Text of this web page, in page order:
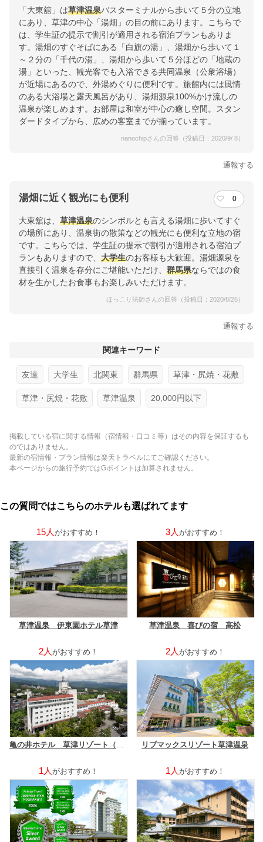
「大東舘」は草津温泉バスターミナルから歩いて５分の立地
にあり、草津の中心「湯畑」の目の前にあります。こちらで
は、学生証の提示で割引が適用される宿泊プランもありま
す。湯畑のすぐそばにある「白旗の湯」、湯畑から歩いて１
～２分の「千代の湯」、湯畑から歩いて５分ほどの「地蔵の
湯」といった、観光客でも入浴できる共同温泉（公衆浴場）
が近場にあるので、外湯めぐりに便利です。旅館内には風情
のある大浴場と露天風呂があり、湯畑源泉100%かけ流しの
温泉が楽しめます。お部屋は和室が中心の癒し空間。スタン
ダードタイプから、広めの客室までが揃っています。
nanochipさんの回答（投稿日：2020/9/ 8）
通報する
湯畑に近く観光にも便利 0
大東舘は、 草津温泉のシンボルとも言える湯畑に歩いてすぐ
の場所にあり、温泉街の散策などの観光にも便利な立地の宿
です。こちらでは、学生証の提示で割引が適用される宿泊プ
ランもありますので、 大学生のお客様も大歓迎。湯畑源泉を
直接引く温泉を存分にご堪能いただけ、 群馬県ならではの食
材を生かしたお食事もお楽しみいただけます。
ほっこり法師さんの回答（投稿日：2020/8/26）
通報する
関連キーワード
友達 大学生 北関東 群馬県 草津・尻焼・花敷
草津・尻焼・花敷 草津温泉 20,000円以下
掲載している宿に関する情報（宿情報・口コミ等）はその内容を保証するも
のではありません。
最新の宿情報・プラン情報は楽天トラベルにてご確認ください。
本ページからの旅行予約ではGポイントは加算されません。
この質問ではこちらのホテルも選ばれてます
15人 がおすすめ！
草津温泉 伊東園ホテル草津
3人 がおすすめ！
草津温泉 喜びの宿 高松
2人 がおすすめ！ 2人 がおすすめ！
リブマックスリゾート草津温泉
1人 がおすすめ！ 1人 がおすすめ！